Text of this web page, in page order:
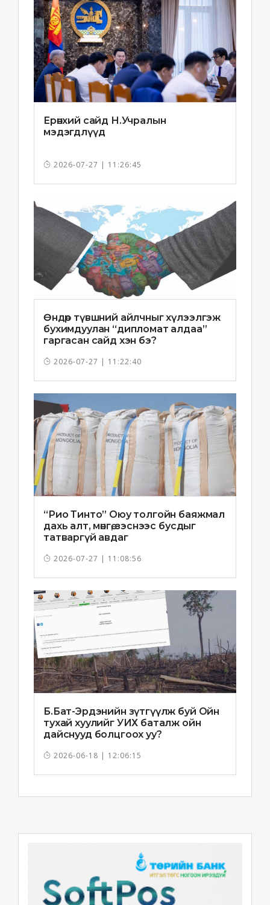
Ерөнхий сайд Н.Учралын
мэдэгдлүүд
2026-07-27 | 11:26:45
Өндөр түвшний айлчныг хүлээлгэж
бухимдуулан “дипломат алдаа”
гаргасан сайд хэн бэ?
2026-07-27 | 11:22:40
“Рио Тинто” Оюу толгойн баяжмал
дахь алт, мөнгө, зэснээс бусдыг
татваргүй авдаг
2026-07-27 | 11:08:56
Б.Бат-Эрдэнийн зүтгүүлж буй Ойн
тухай хуулийг УИХ баталж ойн
дайснууд болцгоох уу?
2026-06-18 | 12:06:15